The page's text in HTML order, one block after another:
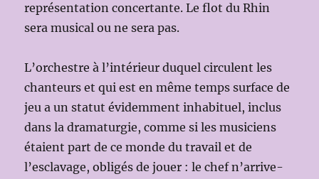
représentation concertante. Le flot du Rhin
sera musical ou ne sera pas.
L’orchestre à l’intérieur duquel circulent les
chanteurs et qui est en même temps surface de
jeu a un statut évidemment inhabituel, inclus
dans la dramaturgie, comme si les musiciens
étaient part de ce monde du travail et de
l’esclavage, obligés de jouer : le chef n’arrive-